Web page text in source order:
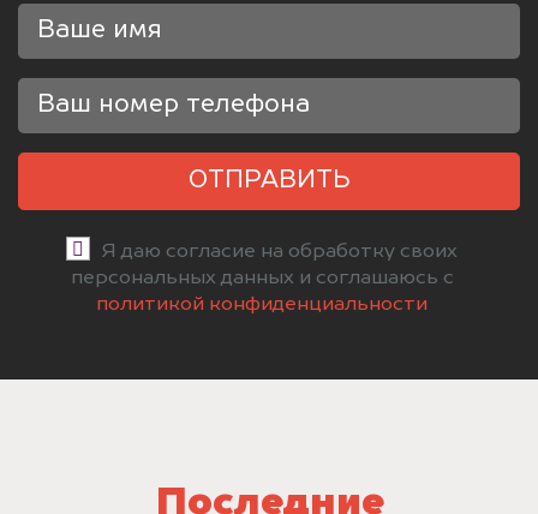
ОТПРАВИТЬ
Я даю согласие на обработку своих
персональных данных и соглашаюсь с
политикой конфиденциальности
Последние